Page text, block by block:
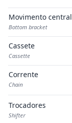
Movimento central
Bottom bracket
Cassete
Cassette
Corrente
Chain
Trocadores
Shifter